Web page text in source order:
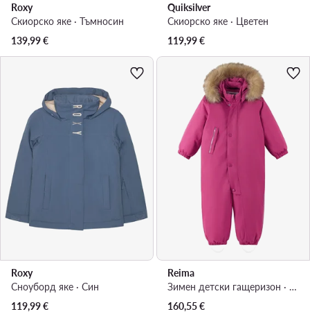
Roxy
Скиорско яке · Тъмносин
139,99€
Quiksilver
Скиорско яке · Цветен
119,99€
Roxy
Сноуборд яке · Син
119,99€
Reima
Зимен детски гащеризон · Розов
160,55€